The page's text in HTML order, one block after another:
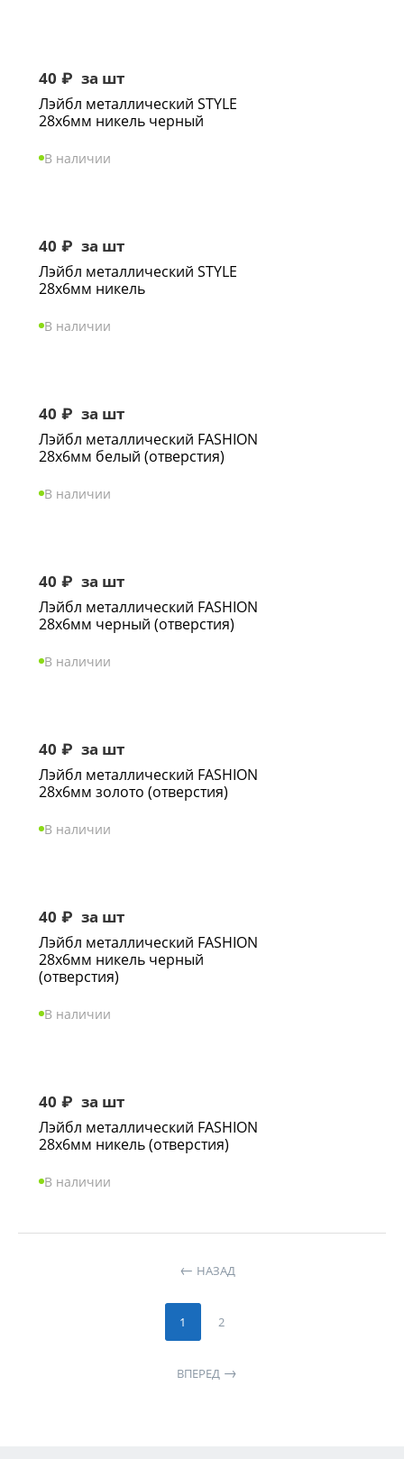
40 ₽ за шт
Лэйбл металлический STYLE
28х6мм никель черный
В наличии
40 ₽ за шт
Лэйбл металлический STYLE
28х6мм никель
В наличии
40 ₽ за шт
Лэйбл металлический FASHION
28х6мм белый (отверстия)
В наличии
40 ₽ за шт
Лэйбл металлический FASHION
28х6мм черный (отверстия)
В наличии
40 ₽ за шт
Лэйбл металлический FASHION
28х6мм золото (отверстия)
В наличии
40 ₽ за шт
Лэйбл металлический FASHION
28х6мм никель черный
(отверстия)
В наличии
40 ₽ за шт
Лэйбл металлический FASHION
28х6мм никель (отверстия)
В наличии
НАЗАД
1 2
ВПЕРЕД